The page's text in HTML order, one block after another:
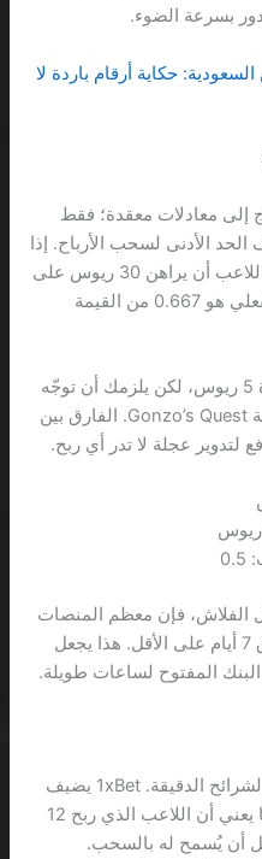
حكاية أرقام باردة لا
إلى معادلات معقدة؛ فقط
المبدئي بـ 1.5 لتعرف الحد الأدنى لسحب الأرباح. إذا
كان الحد الأدنى 20 ريوس، وعلى اللاعب أن يراهن 30 ريوس على
الأقل قبل السحب، فإن المعدل الفعلي هو 0.667 من القيمة
مثال آخر: 888casino يمنح مكافأة 5 ريوس، لكن يلزمك أن توجّه
رهاناً لا يقل عن 25 ريوس على لعبة Gonzo’s Quest. الفارق بين
الفلاش، فإن معظم المنصات
تفرض قيودًا تجعل السحب يستغرق 7 أيام على الأقل. هذا يجعل
المفتوح لساعات طويلة.
كلما زادت العلامة التجارية، زادت الشرائح الدقيقة. 1xBet يضيف
شرط “إعادة الرهان” بنسبة 2x، ما يعني أن اللاعب الذي ربح 12
24 ريوس قبل أن يُسمح له بالسحب.